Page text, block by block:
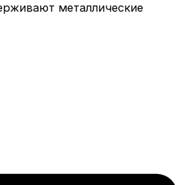
металлические